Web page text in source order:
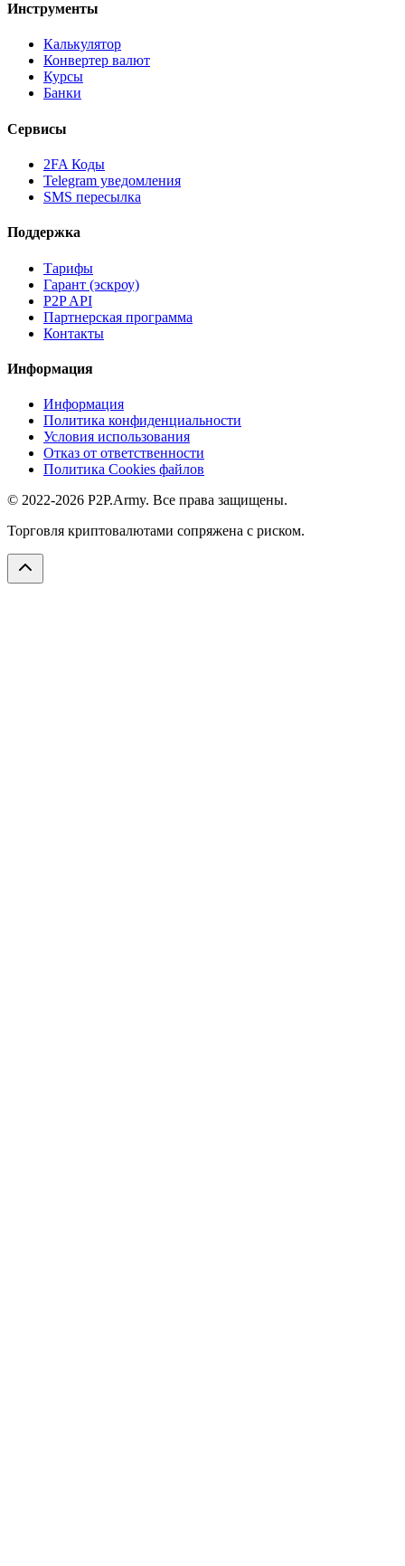
Инструменты
Калькулятор
Конвертер валют
Курсы
Банки
Сервисы
2FA Коды
Telegram уведомления
SMS пересылка
Поддержка
Тарифы
Гарант (эскроу)
P2P API
Партнерская программа
Контакты
Информация
Информация
Политика конфиденциальности
Условия использования
Отказ от ответственности
Политика Cookies файлов
© 2022-2026 P2P.Army. Все права защищены.
Торговля криптовалютами сопряжена с риском.